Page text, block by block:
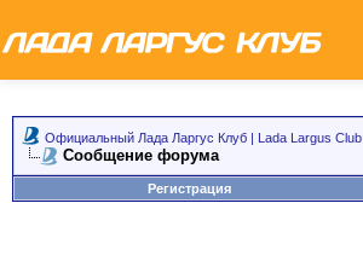
Официальный Лада Ларгус Клуб | Lada Largus Club
Сообщение форума
Регистрация